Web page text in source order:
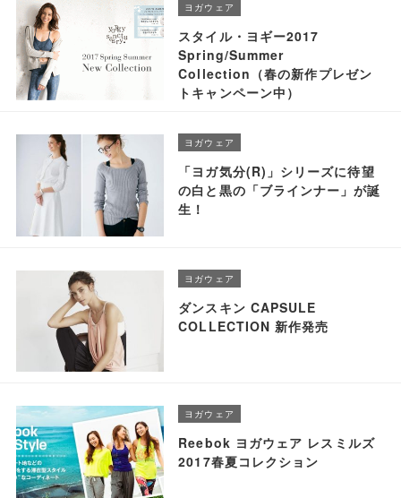
ヨガウェア
スタイル・ヨギー2017
Spring/Summer
Collection（春の新作プレゼン
トキャンペーン中）
ヨガウェア
「ヨガ気分(R)」シリーズに待望
の白と黒の「ブラインナー」が誕
生！
ヨガウェア
ダンスキン CAPSULE
COLLECTION 新作発売
ヨガウェア
Reebok ヨガウェア レスミルズ
2017春夏コレクション